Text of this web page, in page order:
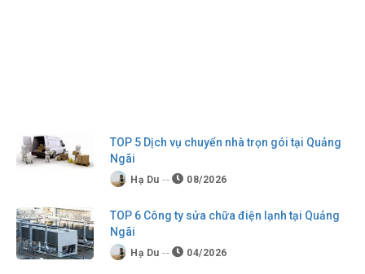
TOP 5 Dịch vụ chuyển nhà trọn gói tại Quảng
Ngãi
Hạ Du 08/2026
TOP 6 Công ty sửa chữa điện lạnh tại Quảng
Ngãi
Hạ Du 04/2026